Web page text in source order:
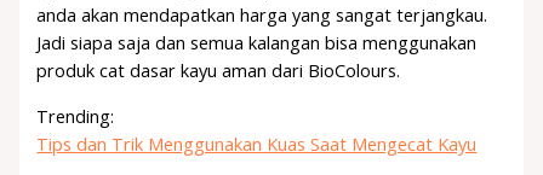
anda akan mendapatkan harga yang sangat terjangkau.
Jadi siapa saja dan semua kalangan bisa menggunakan
produk cat dasar kayu aman dari BioColours.
Trending:
Tips dan Trik Menggunakan Kuas Saat Mengecat Kayu